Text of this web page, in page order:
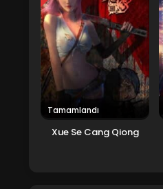
Tamamlandı
Xue Se Cang Qiong